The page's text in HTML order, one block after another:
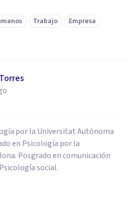
Trabajo
Empresa
por la Universitat Autónoma
en Psicología por la
Posgrado en comunicación
social.